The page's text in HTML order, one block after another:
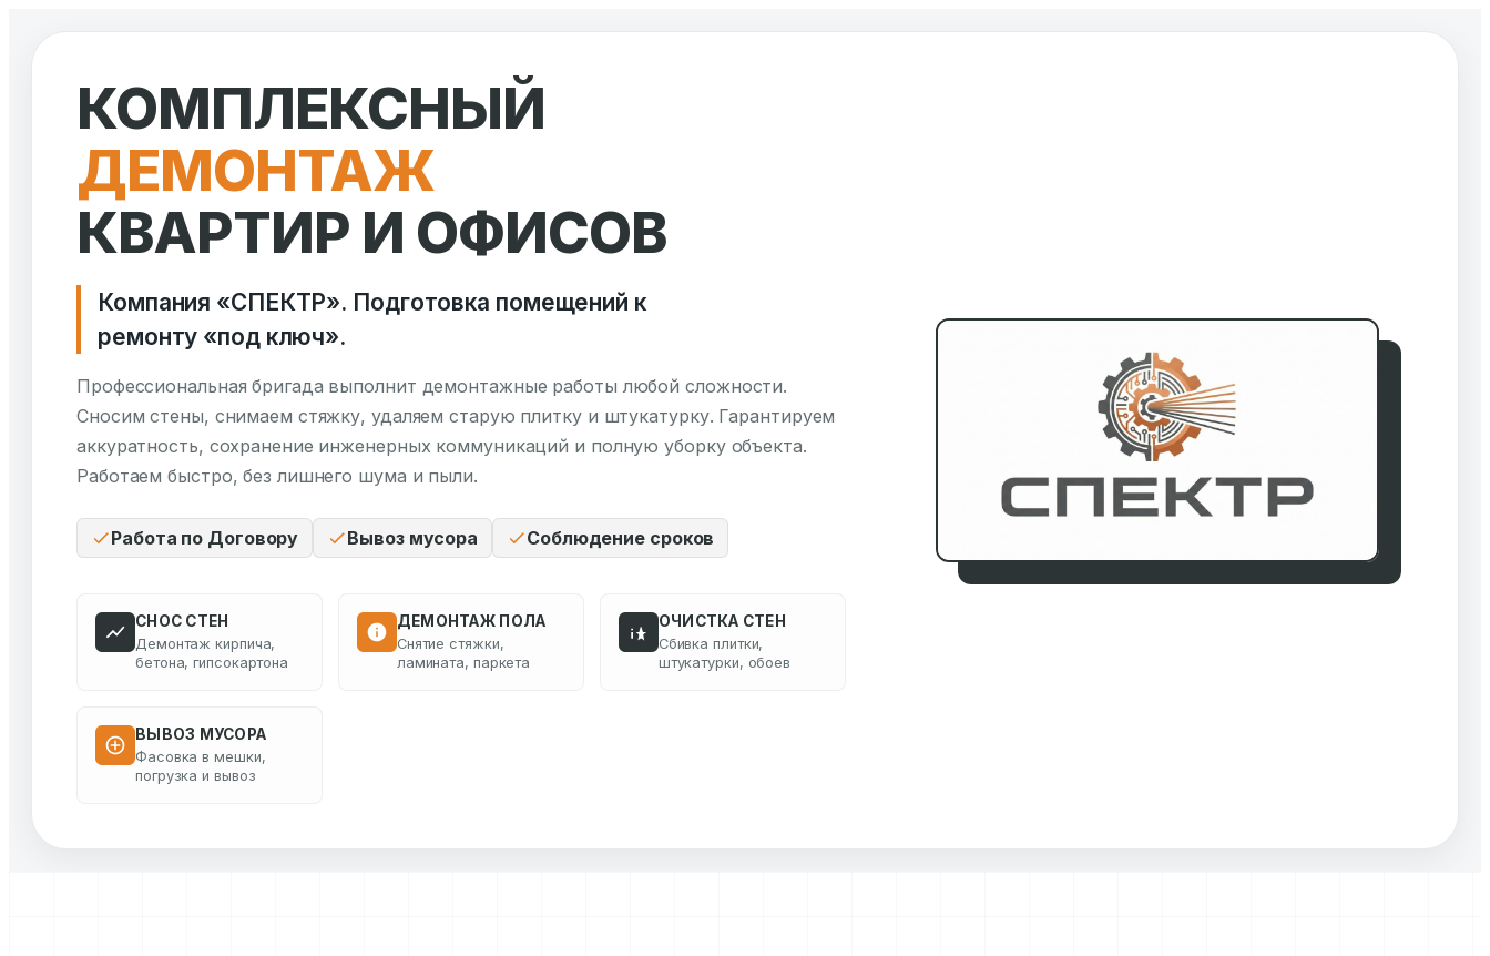
содержимому
КОМПЛЕКСНЫЙ
ДЕМОНТАЖ
КВАРТИР И ОФИСОВ
Компания «СПЕКТР». Подготовка помещений к
ремонту «под ключ».
Профессиональная бригада выполнит демонтажные работы любой сложности.
Сносим стены, снимаем стяжку, удаляем старую плитку и штукатурку. Гарантируем
аккуратность, сохранение инженерных коммуникаций и полную уборку объекта.
Работаем быстро, без лишнего шума и пыли.
Работа по Договору Вывоз мусора Соблюдение сроков
СНОС СТЕН
Демонтаж кирпича,
бетона, гипсокартона
ДЕМОНТАЖ ПОЛА
Снятие стяжки,
ламината, паркета
ОЧИСТКА СТЕН
Сбивка плитки,
штукатурки, обоев
ВЫВОЗ МУСОРА
Фасовка в мешки,
погрузка и вывоз